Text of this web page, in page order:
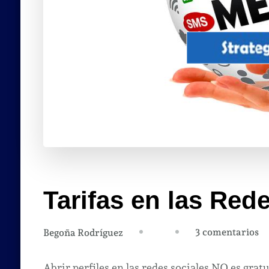
Tarifas en las
Begoña Rodríguez 3 comentariosen
en